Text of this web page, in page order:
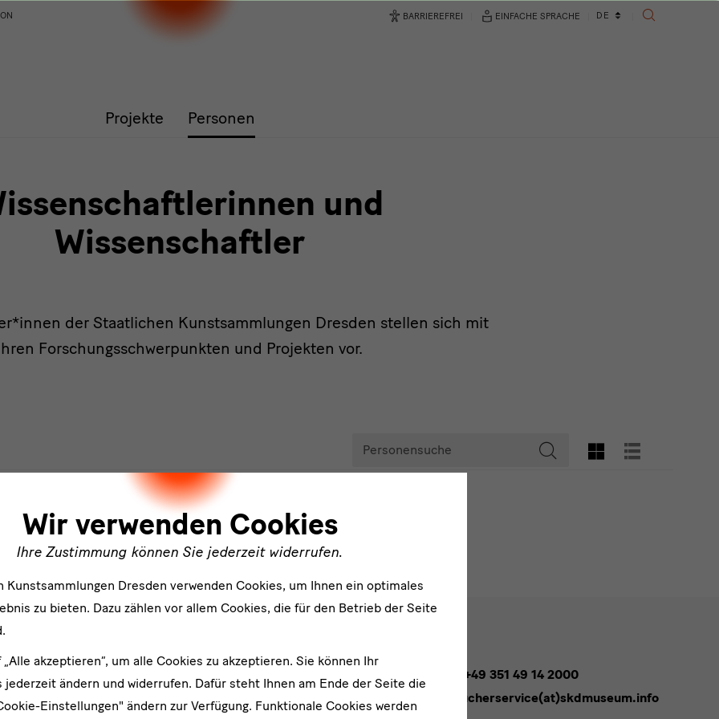
Projekte Personen
BARRIEREFREI EINFACHE SPRACHE
Sprachwechsler
DE
SUCHE
und
Wissenschaftler
der Staatlichen Kunstsammlungen Dresden stellen sich mit
Forschungsschwerpunkten und Projekten vor.
GRID-ANSICHT
Wir verwenden Cookies
Ihre Zustimmung können Sie jederzeit widerrufen.
Kunstsammlungen Dresden verwenden Cookies, um Ihnen ein optimales
zu bieten. Dazu zählen vor allem Cookies, die für den Betrieb der Seite
akzeptieren“, um alle Cookies zu akzeptieren. Sie können Ihr
jederzeit ändern und widerrufen. Dafür steht Ihnen am Ende der Seite die
Einstellungen" ändern zur Verfügung. Funktionale Cookies werden
Tel. +49 351 49 14 2000
besucherservice(at)skdmuseum.info